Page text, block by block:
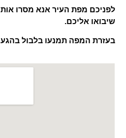
לפניכם מפת העיר אנא מסרו
שיבואו אליכם.
בעזרת המפה תמנעו בלבול